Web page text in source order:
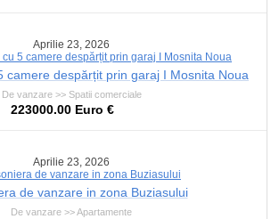
Aprilie 23, 2026
camere despărțit prin garaj I Mosnita Noua
De vanzare >> Spatii comerciale
223000.00 Euro €
Aprilie 23, 2026
de vanzare in zona Buziasului
De vanzare >> Apartamente